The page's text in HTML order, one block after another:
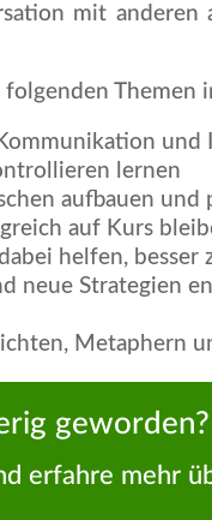
mit anderen
Themen
und
lernen
aufbauen
auf Kurs
helfen,
neue Strategien
Metaphern
geworden?
erfahre mehr